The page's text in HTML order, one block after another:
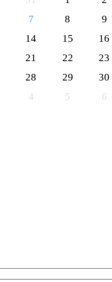
7 8
9
14 15
16
21 22
23
28 29
30
4 5 6